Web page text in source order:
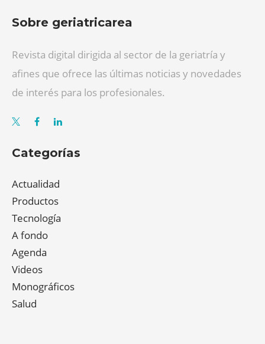
Sobre geriatricarea
Revista digital dirigida al sector de la geriatría y
afines que ofrece las últimas noticias y novedades
de interés para los profesionales.
Categorías
Actualidad
Productos
Tecnología
A fondo
Agenda
Videos
Monográficos
Salud